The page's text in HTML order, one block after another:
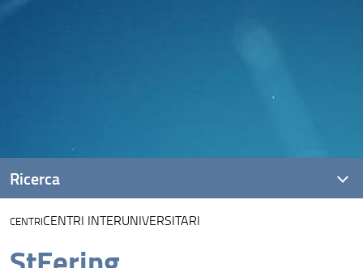
CENTRICENTRI INTERUNIVERSITARI
Ricerca
Progetti
Ricerca DiSIA su Covid-19